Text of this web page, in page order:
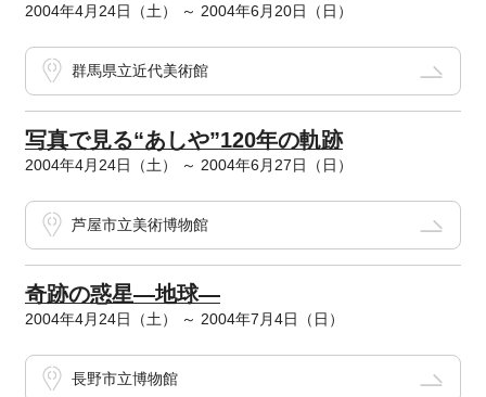
2004年4月24日（土） ～ 2004年6月20日（日）
群馬県立近代美術館
写真で見る“あしや”120年の軌跡
2004年4月24日（土） ～ 2004年6月27日（日）
芦屋市立美術博物館
奇跡の惑星―地球―
2004年4月24日（土） ～ 2004年7月4日（日）
長野市立博物館